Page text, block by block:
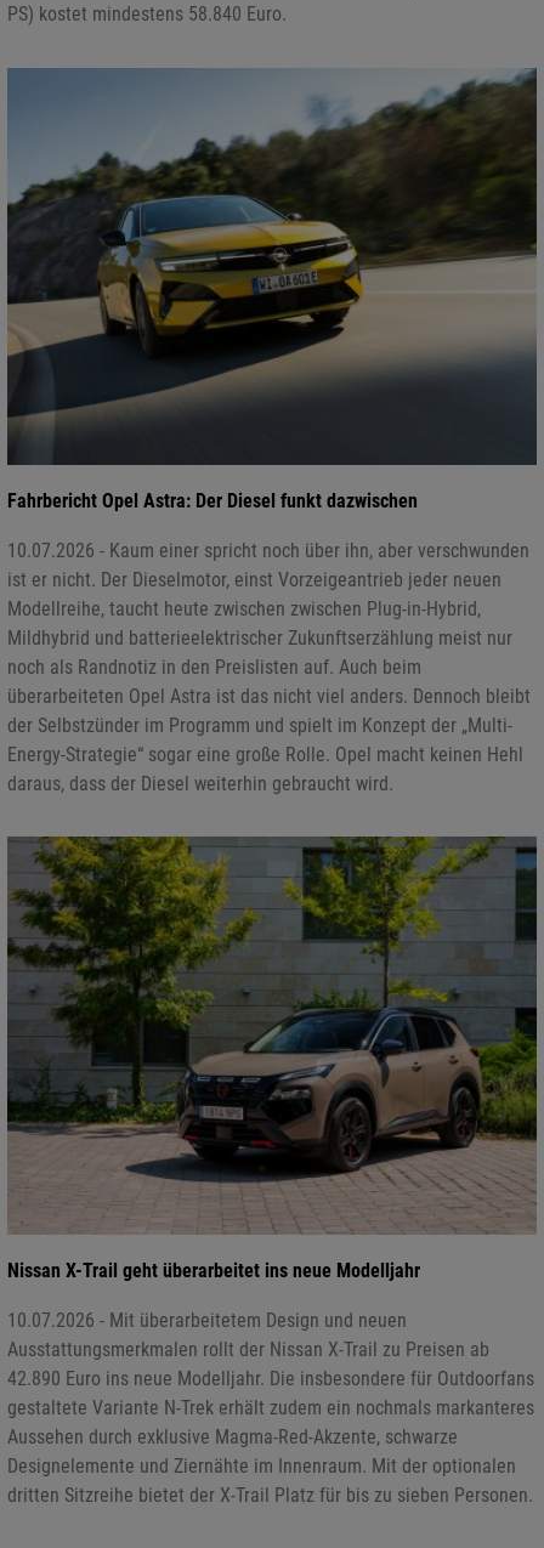
PS) kostet mindestens 58.840 Euro.
Fahrbericht Opel Astra: Der Diesel funkt dazwischen
10.07.2026 - Kaum einer spricht noch über ihn, aber verschwunden
ist er nicht. Der Dieselmotor, einst Vorzeigeantrieb jeder neuen
Modellreihe, taucht heute zwischen zwischen Plug-in-Hybrid,
Mildhybrid und batterieelektrischer Zukunftserzählung meist nur
noch als Randnotiz in den Preislisten auf. Auch beim
überarbeiteten Opel Astra ist das nicht viel anders. Dennoch bleibt
der Selbstzünder im Programm und spielt im Konzept der „Multi-
Energy-Strategie“ sogar eine große Rolle. Opel macht keinen Hehl
daraus, dass der Diesel weiterhin gebraucht wird.
Nissan X-Trail geht überarbeitet ins neue Modelljahr
10.07.2026 - Mit überarbeitetem Design und neuen
Ausstattungsmerkmalen rollt der Nissan X-Trail zu Preisen ab
42.890 Euro ins neue Modelljahr. Die insbesondere für Outdoorfans
gestaltete Variante N-Trek erhält zudem ein nochmals markanteres
Aussehen durch exklusive Magma-Red-Akzente, schwarze
Designelemente und Ziernähte im Innenraum. Mit der optionalen
dritten Sitzreihe bietet der X-Trail Platz für bis zu sieben Personen.